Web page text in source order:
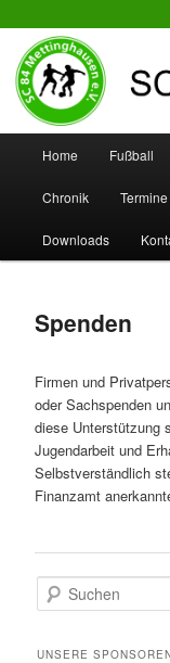
SC 84
Zum
Inhalt
wechseln
Zum
sekundären
Inhalt
Home Fußball
Chronik Termine
Downloads
Spenden
Firmen und
oder Sachspenden
diese Unterstützung
Jugendarbeit und
Selbstverständlich
Finanzamt
u
h
UNSERE